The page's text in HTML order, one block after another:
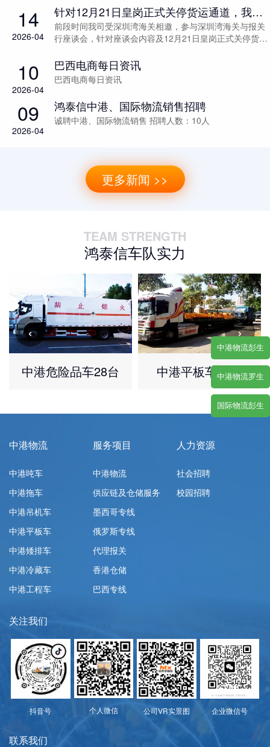
中港物流彭生
中港物流罗生
国际物流彭生
14
2026-04
针对12月21日皇岗正式关停货运通道，我司拼车及专车线路进行了相关调整及线路优化.
前段时间我司受深圳湾海关相邀，参与深圳湾海关与报关
行座谈会，针对座谈会内容及12月21日皇岗正式关停货运
化倡导...
10
2026-04
巴西电商每日资讯
巴西电商每日资讯
09
2026-04
鸿泰信中港、国际物流销售招聘
诚聘中港、国际物流销售 招聘人数：10人
更多新闻 >>
TEAM STRENGTH
鸿泰信车队实力
中港危险品车28台 中港平板车25台
‹ ›
中港物流
中港吨车
中港拖车
中港吊机车
中港平板车
中港矮排车
中港冷藏车
中港工程车
服务项目
中港物流
供应链及仓储服务
墨西哥专线
俄罗斯专线
代理报关
香港仓储
巴西专线
人力资源
社会招聘
校园招聘
关注我们
抖音号 个人微信 公司VR实景图 企业微信号
联系我们